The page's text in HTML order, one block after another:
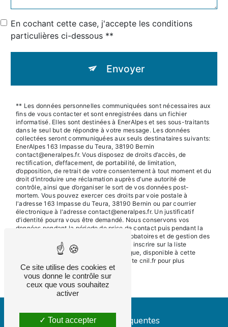
En cochant cette case, j'accepte les conditions
particulières ci-dessous **
Envoyer
** Les données personnelles communiquées sont nécessaires aux
fins de vous contacter et sont enregistrées dans un fichier
informatisé. Elles sont destinées à EnerAlpes et ses sous-traitants
dans le seul but de répondre à votre message. Les données
collectées seront communiquées aux seuls destinataires suivants:
EnerAlpes 163 Impasse du Teura, 38190 Bernin
contact@eneralpes.fr. Vous disposez de droits d’accès, de
rectification, d’effacement, de portabilité, de limitation,
d’opposition, de retrait de votre consentement à tout moment et du
droit d’introduire une réclamation auprès d’une autorité de
contrôle, ainsi que d’organiser le sort de vos données post-
mortem. Vous pouvez exercer ces droits par voie postale à
l'adresse 163 Impasse du Teura, 38190 Bernin ou par courrier
électronique à l'adresse contact@eneralpes.fr. Un justificatif
d'identité pourra vous être demandé. Nous conservons vos
données pendant la période de prise de contact puis pendant la
durée de prescription légale aux fins probatoires et de gestion des
contentieux. Vous avez le droit de vous inscrire sur la liste
d'opposition au démarchage téléphonique, disponible à cette
. Consultez le site cnil.fr pour plus
d’informations sur vos droits.
Recherches fréquentes
Ce site utilise des cookies et
vous donne le contrôle sur
ceux que vous souhaitez
activer
Tout accepter